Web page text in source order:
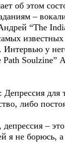
об этом
–
“The
Интервью у
Path Soulzine”
Депрессия для
либо
–
я не борюсь,